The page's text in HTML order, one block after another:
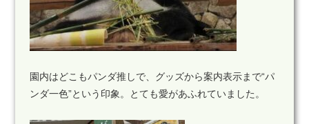
園内はどこもパンダ推しで、グッズから案内表示まで“パ
ンダ一色”という印象。とても愛があふれていました。